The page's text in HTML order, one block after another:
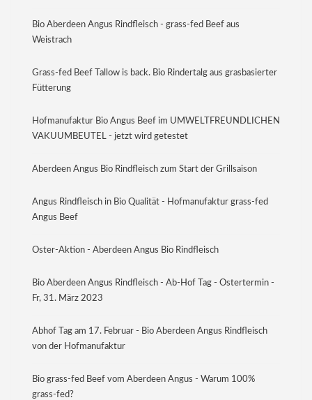
Bio Aberdeen Angus Rindfleisch - grass-fed Beef aus
Weistrach
Grass-fed Beef Tallow is back. Bio Rindertalg aus grasbasierter
Fütterung
Hofmanufaktur Bio Angus Beef im UMWELTFREUNDLICHEN
VAKUUMBEUTEL - jetzt wird getestet
Aberdeen Angus Bio Rindfleisch zum Start der Grillsaison
Angus Rindfleisch in Bio Qualität - Hofmanufaktur grass-fed
Angus Beef
Oster-Aktion - Aberdeen Angus Bio Rindfleisch
Bio Aberdeen Angus Rindfleisch - Ab-Hof Tag - Ostertermin -
Fr, 31. März 2023
Abhof Tag am 17. Februar - Bio Aberdeen Angus Rindfleisch
von der Hofmanufaktur
Bio grass-fed Beef vom Aberdeen Angus - Warum 100%
grass-fed?